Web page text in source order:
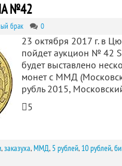
№42
брак 0
23 октября 2017 г. в
пойдет аукцион № 42
будет выставлено
монет с ММД
рубль 2015,
5
,заказуха,ММД, 5 рублей, 10 рублей,